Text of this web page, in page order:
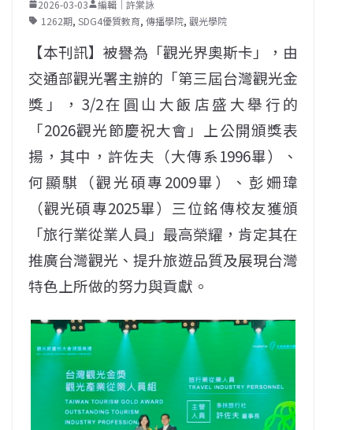
2026-03-03
編輯｜許棠詠
1262期, SDG4優質教育, 傳播學院, 觀光學院
【本刊訊】被譽為「觀光界奧斯卡」，由
交通部觀光署主辦的「第三屆台灣觀光金
獎」，3/2在圓山大飯店盛大舉行的
「2026觀光節慶祝大會」上公開頒獎表
揚，其中，許佐夫（大傳系1996畢）、
何顯騏（觀光碩專2009畢）、彭姍瑋
（觀光碩專2025畢）三位銘傳校友獲頒
「旅行業從業人員」最高榮耀，肯定其在
推廣台灣觀光、提升旅遊品質及展現台灣
特色上所做的努力與貢獻。